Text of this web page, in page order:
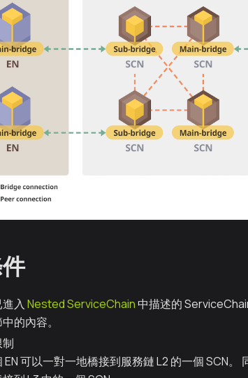
入Nested ServiceChain 中描述的
的內容。
EN 可以一對一地橋接到服務鏈 L2 的一個 SCN。